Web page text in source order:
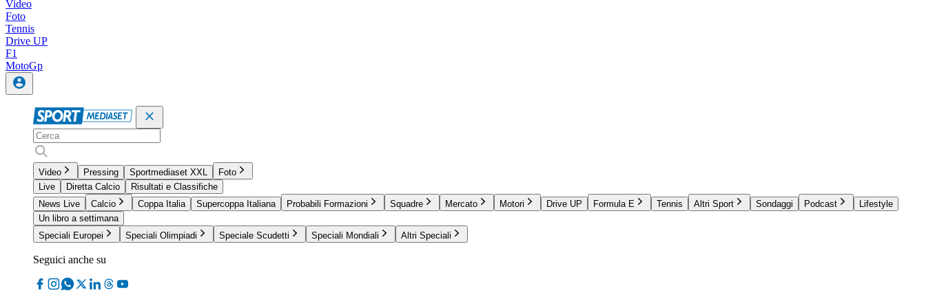
Video
Foto
Tennis
Drive UP
F1
MotoGp
Video Pressing Sportmediaset XXL
Foto
Live
Diretta Calcio
Risultati e Classifiche
News Live
Calcio Coppa Italia Supercoppa Italiana Probabili Formazioni Squadre Mercato Motori Drive UP Formula E Tennis Altri Sport Sondaggi Podcast
Lifestyle
Un libro a settimana
Speciali Europei
Speciali Olimpiadi Speciale Scudetti Speciali Mondiali Altri Speciali
Seguici anche su